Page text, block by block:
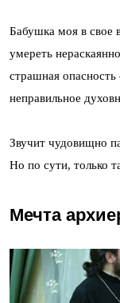
Бабушка моя в свое
умереть
страшная
неправильное
Звучит чудовищно
Но по сути, только
Мечта